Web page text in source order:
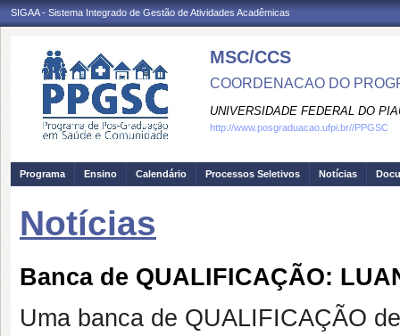
SIGAA - Sistema Integrado de Gestão de Atividades Acadêmicas
MSC/CCS
COORDENACAO DO
UNIVERSIDADE FEDERAL DO
http://www.posgraduacao.ufpi.br//PPGSC
Programa Ensino Calendário Processos Seletivos Notícias
Notícias
Banca de QUALIFICAÇÃO:
Uma banca de QUALIFICAÇÃO